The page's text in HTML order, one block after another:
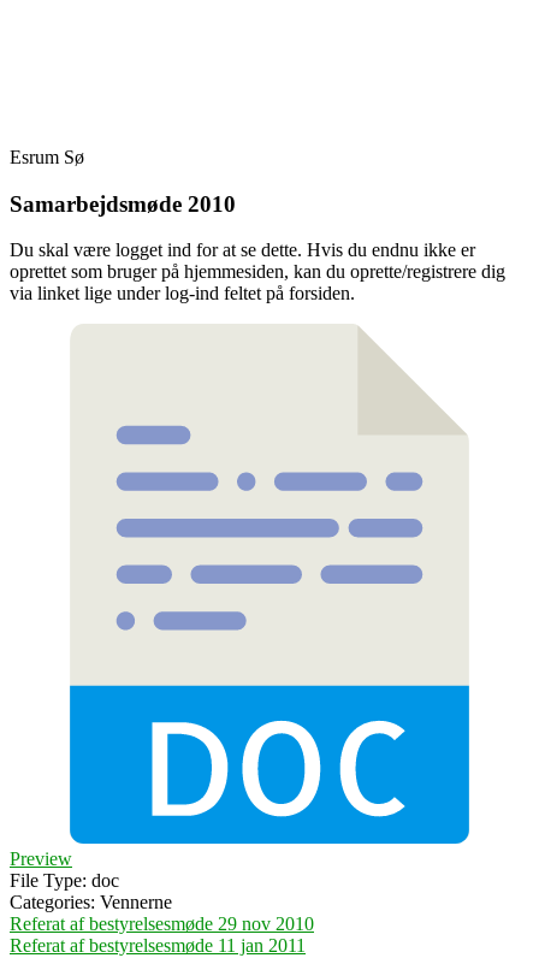
Esrum Sø
Samarbejdsmøde 2010
Du skal være logget ind for at se dette. Hvis du endnu ikke er
oprettet som bruger på hjemmesiden, kan du oprette/registrere dig
via linket lige under log-ind feltet på forsiden.
Preview
File Type: doc
Categories: Vennerne
Indlægsnavigation
Referat af bestyrelsesmøde 29 nov 2010
Referat af bestyrelsesmøde 11 jan 2011